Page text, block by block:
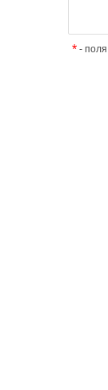
* -